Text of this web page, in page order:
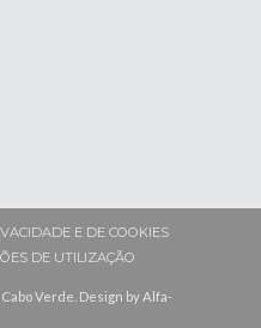
E DE COOKIES
DE UTILIZAÇÃO
Verde. Design by Alfa-